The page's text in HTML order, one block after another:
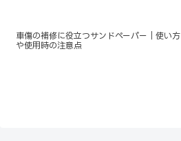
車傷の補修に役立つサンドペーパー｜使い方
や使用時の注意点